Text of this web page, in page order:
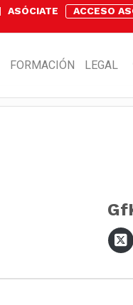
ASÓCIATE
ACCESO
FORMACIÓN LEGAL